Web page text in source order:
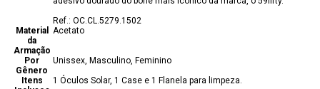
Ref.: OC.CL.5279.1502
Material
da
Armação
Acetato
Por
Gênero
Unissex, Masculino, Feminino
Itens
1 Óculos Solar, 1 Case e 1 Flanela para limpeza.